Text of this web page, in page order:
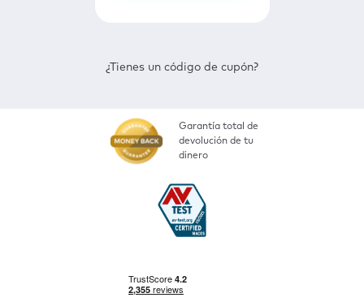
¿Tienes un código de cupón?
Garantía total de
devolución de tu
dinero